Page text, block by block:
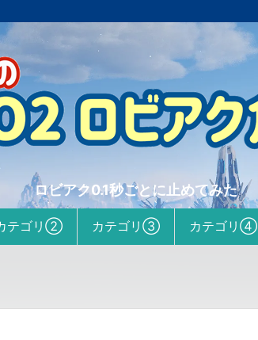
ロビアク0.1秒ごとに止めてみた
テゴリ② カテゴリ③ カテゴリ④